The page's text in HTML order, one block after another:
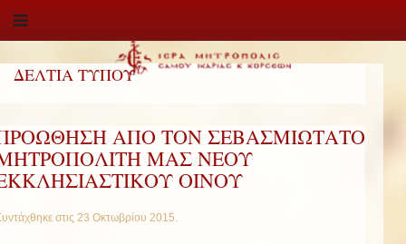
ΔΕΛΤΙΑ ΤΥΠΟΥ
ΑΠΟ ΤΟΝ ΣΕΒΑΣΜΙΩΤΑΤΟ
ΜΑΣ ΝΕΟΥ
ΟΙΝΟΥ
στις 23 Οκτωβρίου 2015.